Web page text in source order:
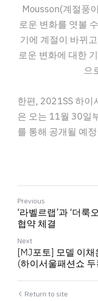
Mousson(계절풍
로운 변화를 엿볼
기에 계절이 바뀌
로운 변화에 대한
으
한편, 2021SS 하이
은 오는 11월 30일
를 통해 공개될 예
Previous
‘라벨르랩’과 ‘더
협약 체결
Next
[MJ포토] 모델 이
(하이서울패션쇼 두
Return to site